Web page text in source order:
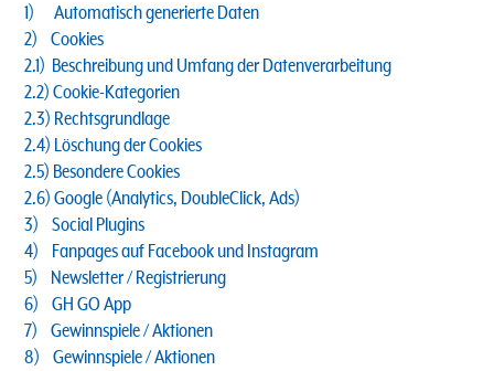
1) Automatisch generierte Daten
2) Cookies
2.1) Beschreibung und Umfang der Datenverarbeitung
2.2) Cookie-Kategorien
2.3) Rechtsgrundlage
2.4) Löschung der Cookies
2.5) Besondere Cookies
2.6) Google (Analytics, DoubleClick, Ads)
3) Social Plugins
4) Fanpages auf Facebook und Instagram
5) Newsletter / Registrierung
6) GH GO App
7) Gewinnspiele / Aktionen
8) Gewinnspiele / Aktionen